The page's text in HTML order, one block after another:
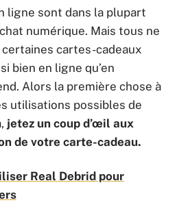
ligne sont dans la plupart
numérique. Mais tous ne
cartes-cadeaux
bien en ligne qu’en
Alors la première chose à
utilisations possibles de
jetez un coup d’œil aux
de votre carte-cadeau.
Real Debrid pour